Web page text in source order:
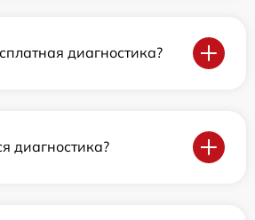
диагностика?
диагностика?